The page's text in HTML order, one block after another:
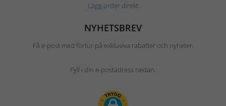
Lägg order direkt
NYHETSBREV
Få e-post med förtur på exklusiva rabatter och nyheter.
Fyll i din e-postadress nedan.